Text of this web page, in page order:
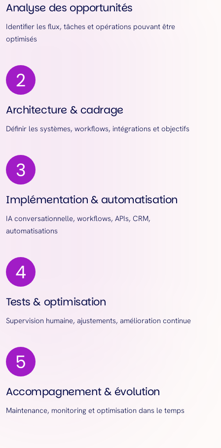
Analyse des opportunités
Identifier les flux, tâches et opérations pouvant être
optimisés
Architecture & cadrage
Définir les systèmes, workflows, intégrations et objectifs
Implémentation & automatisation
IA conversationnelle, workflows, APIs, CRM,
automatisations
Tests & optimisation
Supervision humaine, ajustements, amélioration continue
Accompagnement & évolution
Maintenance, monitoring et optimisation dans le temps